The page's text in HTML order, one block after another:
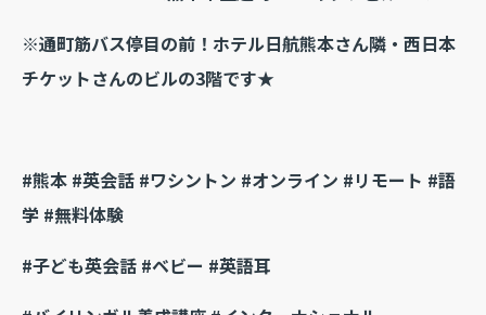
※通町筋バス停目の前！ホテル日航熊本さん隣・西日本
チケットさんのビルの3階です★
#熊本 #英会話 #ワシントン #オンライン #リモート #語
学 #無料体験
#子ども英会話 #ベビー #英語耳